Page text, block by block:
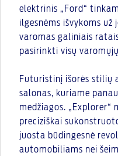
elektrinis „Ford“
ilgesnėms išvykoms
varomas galiniais
pasirinkti visų
Futuristinį išorės stilių
salonas, kuriame
medžiagos. „Explorer“
preciziškai
juosta būdingesnė
automobiliams nei